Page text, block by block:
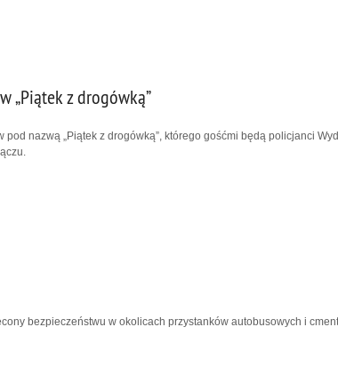
„Piątek z drogówką”
nazwą „Piątek z drogówką”, którego gośćmi będą policjanci
bezpieczeństwu w okolicach przystanków autobusowych i